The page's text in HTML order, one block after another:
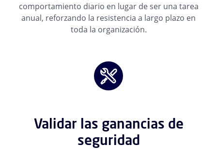
comportamiento diario en lugar de ser una tarea
anual, reforzando la resistencia a largo plazo en
toda la organización.
Validar las ganancias de
seguridad